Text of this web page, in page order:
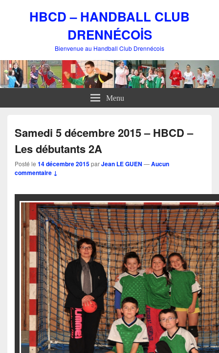
HBCD – HANDBALL CLUB
DRENNÉCOİS
Bienvenue au Handball Club Drennécois
Menu
Samedi 5 décembre 2015 – HBCD –
Les débutants 2A
Posté le 14 décembre 2015parJean LE GUEN —Aucun
commentaire ↓